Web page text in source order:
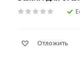
Отложить